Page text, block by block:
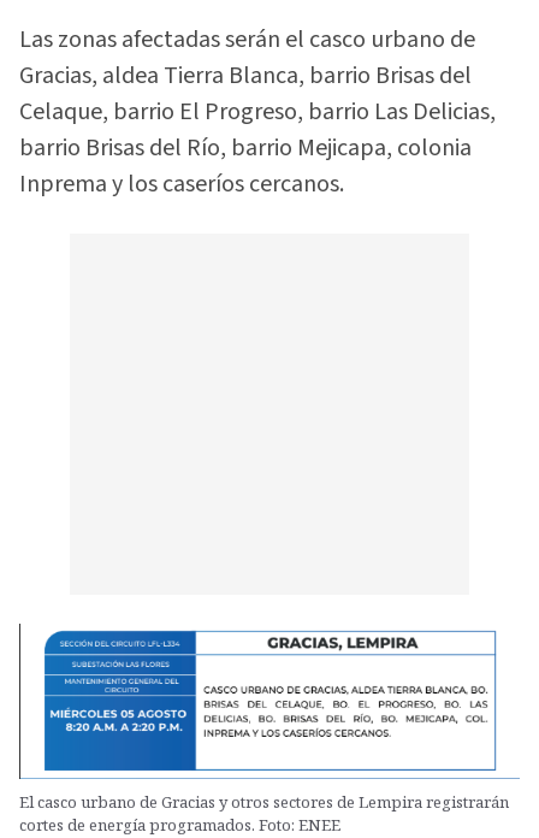
Las zonas afectadas serán el casco urbano de
Gracias, aldea Tierra Blanca, barrio Brisas del
Celaque, barrio El Progreso, barrio Las Delicias,
barrio Brisas del Río, barrio Mejicapa, colonia
Inprema y los caseríos cercanos.
El casco urbano de Gracias y otros sectores de Lempira registrarán
cortes de energía programados. Foto: ENEE